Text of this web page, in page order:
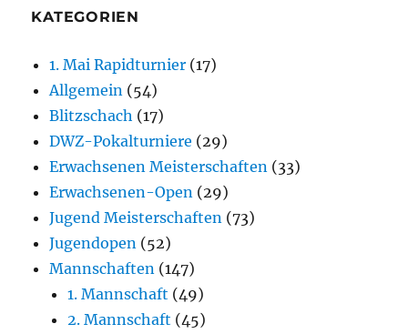
KATEGORIEN
1. Mai Rapidturnier (17)
Allgemein (54)
Blitzschach (17)
DWZ-Pokalturniere (29)
Erwachsenen Meisterschaften (33)
Erwachsenen-Open (29)
Jugend Meisterschaften (73)
Jugendopen (52)
Mannschaften (147)
1. Mannschaft (49)
2. Mannschaft (45)